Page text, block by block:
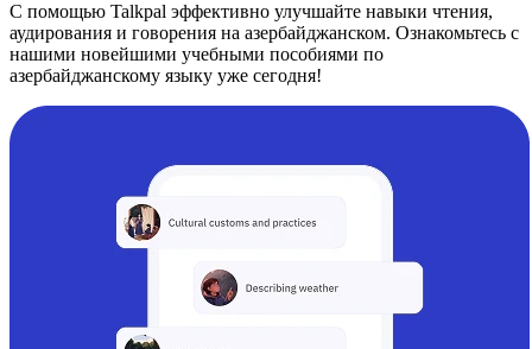
С помощью Talkpal эффективно улучшайте навыки чтения,
аудирования и говорения на азербайджанском. Ознакомьтесь с
нашими новейшими учебными пособиями по
азербайджанскому языку уже сегодня!